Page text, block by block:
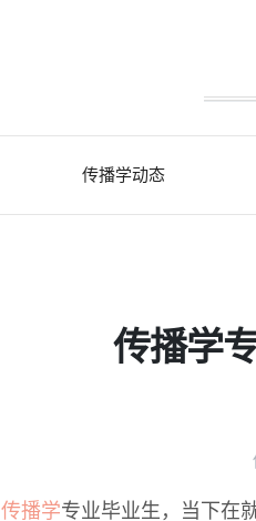
传播学动态
传播学
传播学专业毕业生，当下在